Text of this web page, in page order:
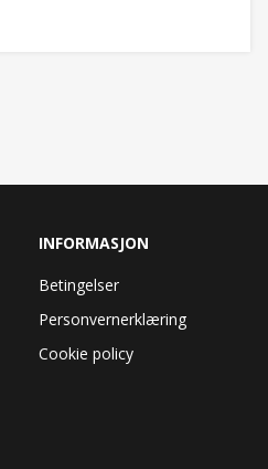
INFORMASJON
Betingelser
Personvernerklæring
Cookie policy